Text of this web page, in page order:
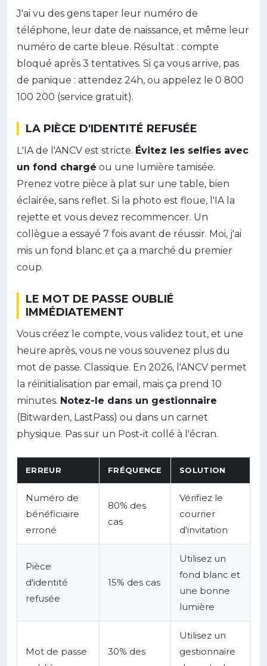
J'ai vu des gens taper leur numéro de
téléphone, leur date de naissance, et même leur
numéro de carte bleue. Résultat : compte
bloqué après 3 tentatives. Si ça vous arrive, pas
de panique : attendez 24h, ou appelez le 0 800
100 200 (service gratuit).
LA PIÈCE D'IDENTITÉ REFUSÉE
L'IA de l'ANCV est stricte. Évitez les selfies avec
un fond chargé ou une lumière tamisée.
Prenez votre pièce à plat sur une table, bien
éclairée, sans reflet. Si la photo est floue, l'IA la
rejette et vous devez recommencer. Un
collègue a essayé 7 fois avant de réussir. Moi, j'ai
mis un fond blanc et ça a marché du premier
coup.
LE MOT DE PASSE OUBLIÉ
IMMÉDIATEMENT
Vous créez le compte, vous validez tout, et une
heure après, vous ne vous souvenez plus du
mot de passe. Classique. En 2026, l'ANCV permet
la réinitialisation par email, mais ça prend 10
minutes. Notez-le dans un gestionnaire
(Bitwarden, LastPass) ou dans un carnet
physique. Pas sur un Post-it collé à l'écran.
ERREUR FRÉQUENCE SOLUTION
Numéro de
bénéficiaire
erroné
80% des
cas
Vérifiez le
courrier
d'invitation
Pièce
d'identité
refusée
15% des cas
Utilisez un
fond blanc et
une bonne
lumière
Mot de passe
30% des
Utilisez un
gestionnaire